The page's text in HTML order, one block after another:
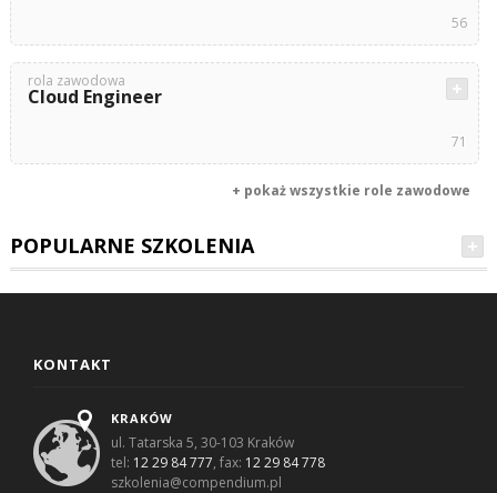
56
rola zawodowa
Cloud Engineer
71
+ pokaż wszystkie role zawodowe
POPULARNE SZKOLENIA
KONTAKT
KRAKÓW
ul. Tatarska 5, 30-103 Kraków
tel: 12 29 84 777, fax: 12 29 84 778
szkolenia@compendium.pl